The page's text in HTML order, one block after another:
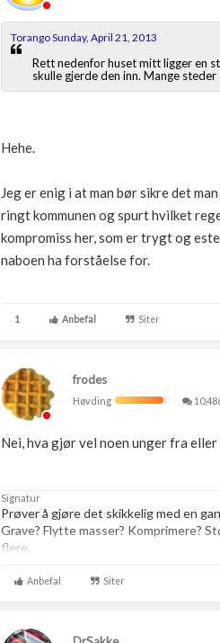
Torango Sunday, April 21, 2013
Rett nedenfor huset mitt ligger en
skulle gjerde den inn. Mange
Hehe.
Jeg er enig i at man bør sikre det
ringt kommunen og spurt hvilket
kompromiss her, som er trygt og
naboen ha forståelse for.
1 Anbefal Siter
frodes
Høvding
Nei, hva gjør vel noen unger fra eller
Signatur
Prøver å gjøre det skikkelig med en
Grave? Flytte masser? Komprimere?
flere.
Anbefal Siter